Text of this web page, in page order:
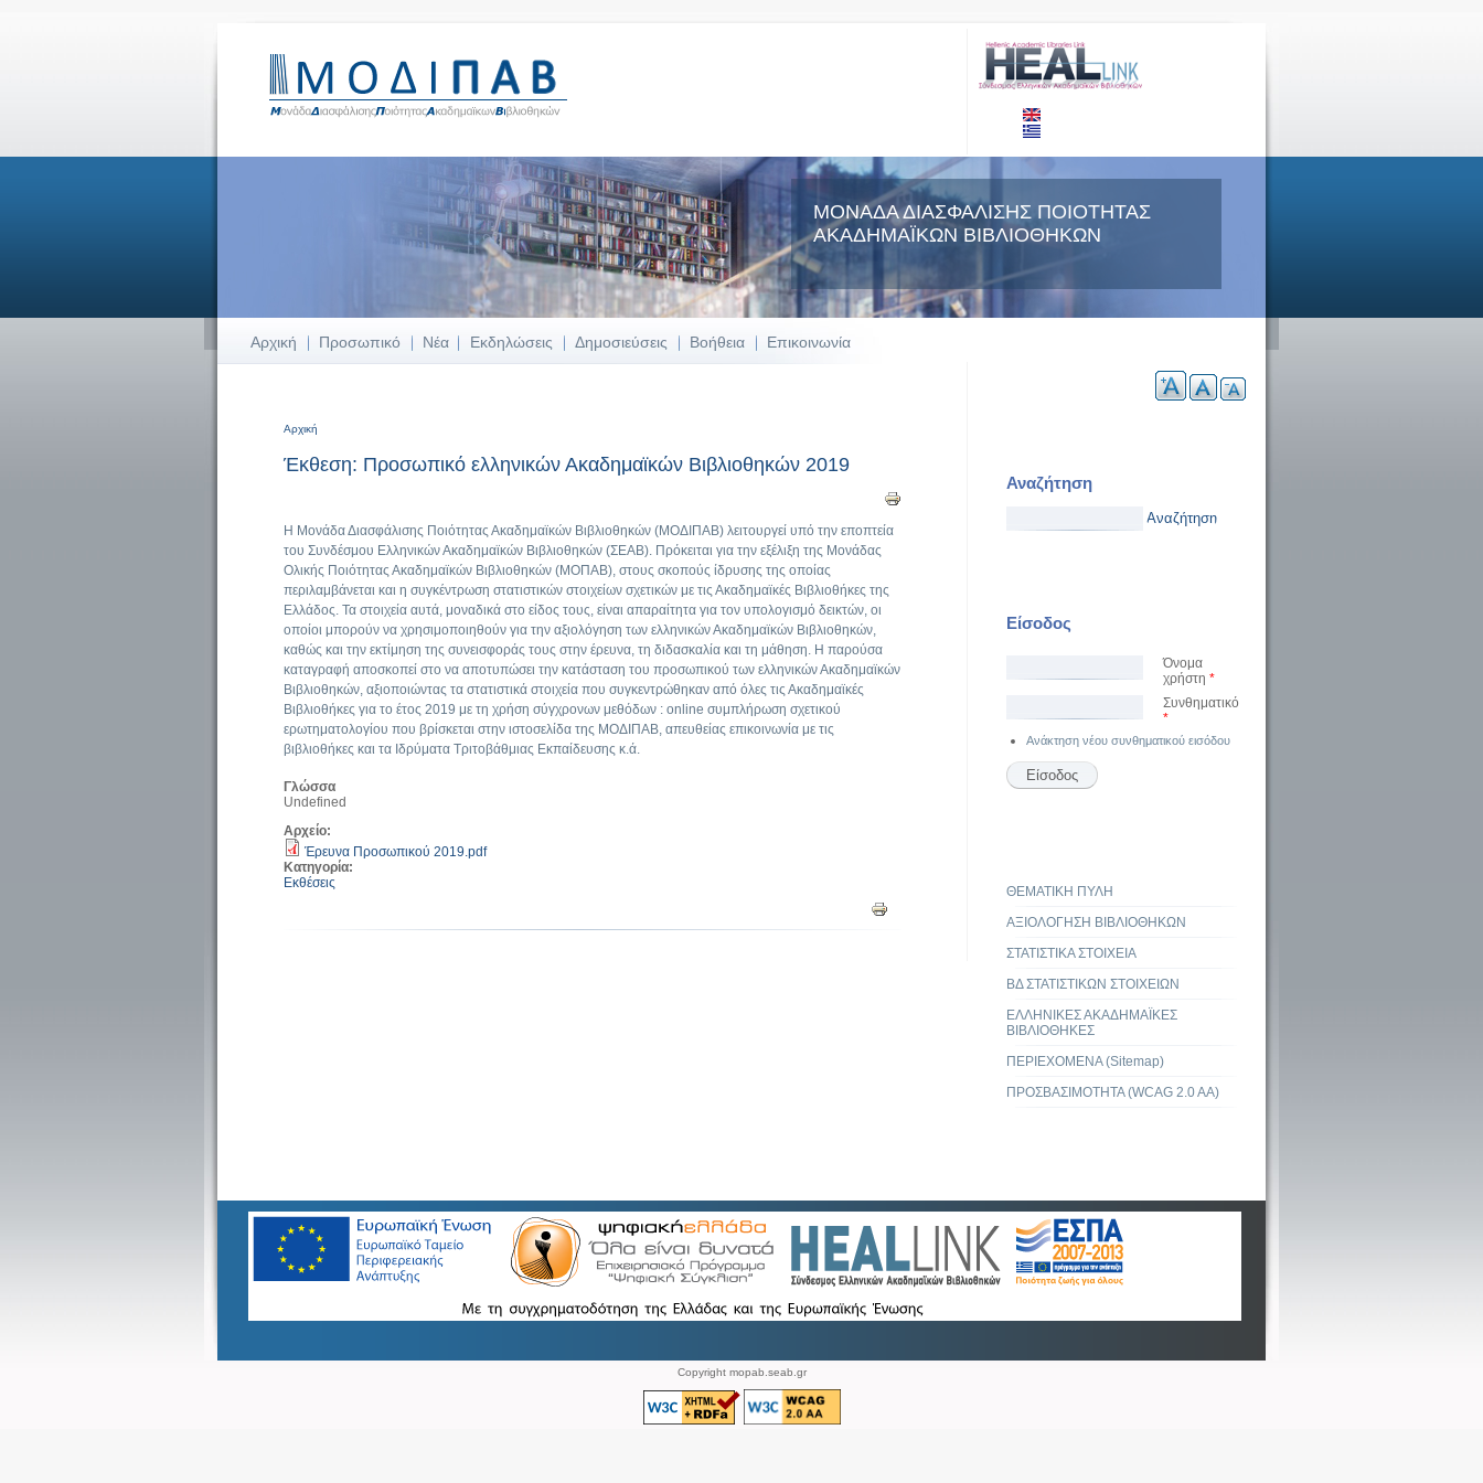
ΜΟΝΑΔΑ ΔΙΑΣΦΑΛΙΣΗΣ ΠΟΙΟΤΗΤΑΣ
ΑΚΑΔΗΜΑΪΚΩΝ ΒΙΒΛΙΟΘΗΚΩΝ
Αρχική Προσωπικό Νέα Εκδηλώσεις Δημοσιεύσεις Βοήθεια Επικοινωνία
Αρχική
Έκθεση: Προσωπικό ελληνικών Ακαδημαϊκών Βιβλιοθηκών 2019
Η Μονάδα Διασφάλισης Ποιότητας Ακαδημαϊκών Βιβλιοθηκών (ΜΟΔΙΠΑΒ) λειτουργεί υπό την εποπτεία
του Συνδέσμου Ελληνικών Ακαδημαϊκών Βιβλιοθηκών (ΣΕΑΒ). Πρόκειται για την εξέλιξη της Μονάδας
Ολικής Ποιότητας Ακαδημαϊκών Βιβλιοθηκών (ΜΟΠΑΒ), στους σκοπούς ίδρυσης της οποίας
περιλαμβάνεται και η συγκέντρωση στατιστικών στοιχείων σχετικών με τις Ακαδημαϊκές Βιβλιοθήκες της
Ελλάδος. Τα στοιχεία αυτά, μοναδικά στο είδος τους, είναι απαραίτητα για τον υπολογισμό δεικτών, οι
οποίοι μπορούν να χρησιμοποιηθούν για την αξιολόγηση των ελληνικών Ακαδημαϊκών Βιβλιοθηκών,
καθώς και την εκτίμηση της συνεισφοράς τους στην έρευνα, τη διδασκαλία και τη μάθηση. Η παρούσα
καταγραφή αποσκοπεί στο να αποτυπώσει την κατάσταση του προσωπικού των ελληνικών Ακαδημαϊκών
Βιβλιοθηκών, αξιοποιώντας τα στατιστικά στοιχεία που συγκεντρώθηκαν από όλες τις Ακαδημαϊκές
Βιβλιοθήκες για το έτος 2019 με τη χρήση σύγχρονων μεθόδων : online συμπλήρωση σχετικού
ερωτηματολογίου που βρίσκεται στην ιστοσελίδα της ΜΟΔΙΠΑΒ, απευθείας επικοινωνία με τις
βιβλιοθήκες και τα Ιδρύματα Τριτοβάθμιας Εκπαίδευσης κ.ά.
Γλώσσα
Undefined
Αρχείο:
Έρευνα Προσωπικού 2019.pdf
Κατηγορία:
Εκθέσεις
Αναζήτηση
Είσοδος
Όνομα
χρήστη *
Συνθηματικό
*
Ανάκτηση νέου συνθηματικού εισόδου
ΘΕΜΑΤΙΚΗ ΠΥΛΗ
ΑΞΙΟΛΟΓΗΣΗ ΒΙΒΛΙΟΘΗΚΩΝ
ΣΤΑΤΙΣΤΙΚΑ ΣΤΟΙΧΕΙΑ
ΒΔ ΣΤΑΤΙΣΤΙΚΩΝ ΣΤΟΙΧΕΙΩΝ
ΕΛΛΗΝΙΚΕΣ ΑΚΑΔΗΜΑΪΚΕΣ
ΒΙΒΛΙΟΘΗΚΕΣ
ΠΕΡΙΕΧΟΜΕΝΑ (Sitemap)
ΠΡΟΣΒΑΣΙΜΟΤΗΤΑ (WCAG 2.0 AA)
Copyright mopab.seab.gr